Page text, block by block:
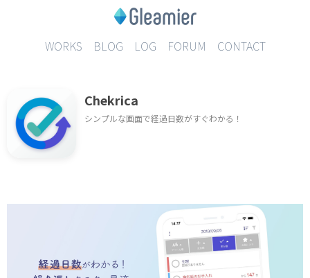
WORKS BLOG LOG FORUM CONTACT
Chekrica
シンプルな画面で経過日数がすぐわかる！